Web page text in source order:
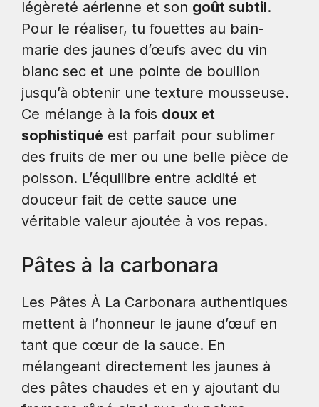
légèreté aérienne et son goût subtil.
Pour le réaliser, tu fouettes au bain-
marie des jaunes d’œufs avec du vin
blanc sec et une pointe de bouillon
jusqu’à obtenir une texture mousseuse.
Ce mélange à la fois doux et
sophistiqué est parfait pour sublimer
des fruits de mer ou une belle pièce de
poisson. L’équilibre entre acidité et
douceur fait de cette sauce une
véritable valeur ajoutée à vos repas.
Pâtes à la carbonara
Les Pâtes À La Carbonara authentiques
mettent à l’honneur le jaune d’œuf en
tant que cœur de la sauce. En
mélangeant directement les jaunes à
des pâtes chaudes et en y ajoutant du